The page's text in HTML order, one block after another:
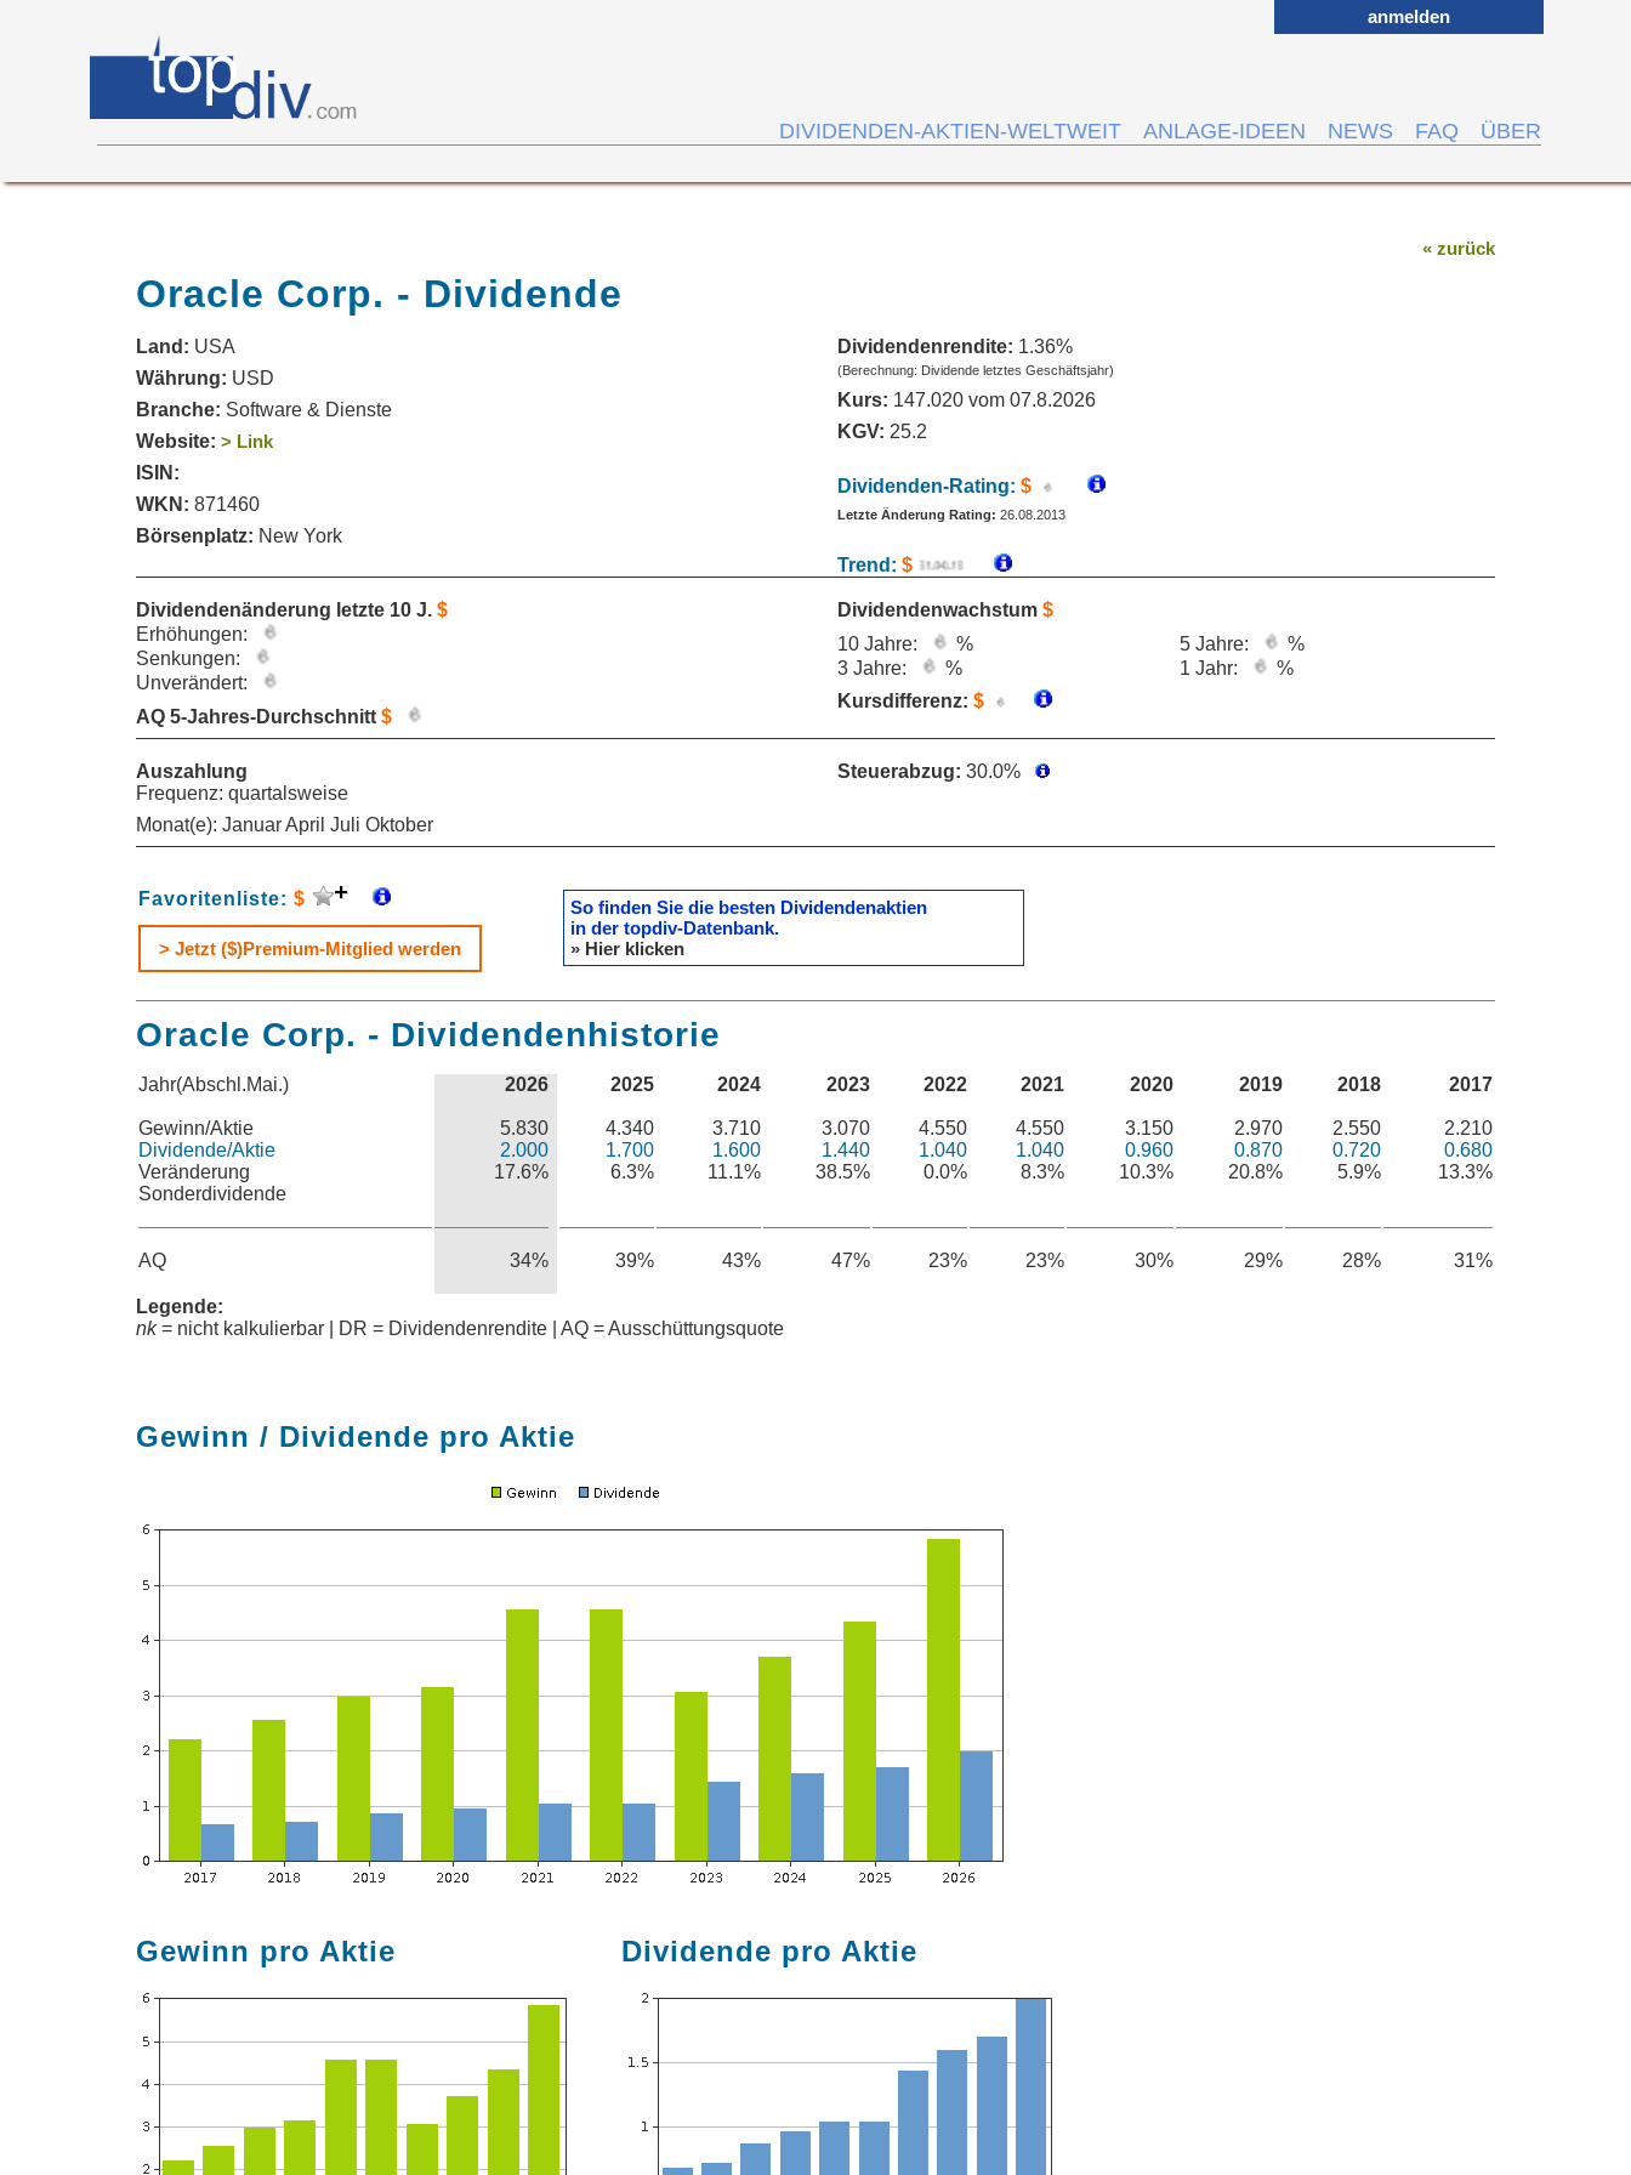
anmelden
ÜBER
FAQ
NEWS
ANLAGE-IDEEN
DIVIDENDEN-AKTIEN-WELTWEIT
« zurück
Oracle Corp. - Dividende
Land: USA
Währung: USD
Branche: Software & Dienste
Website: > Link
ISIN:
WKN: 871460
Börsenplatz: New York
Dividendenrendite: 1.36%
(Berechnung: Dividende letztes Geschäftsjahr)
Kurs: 147.020 vom 07.8.2026
KGV: 25.2
Dividenden-Rating: $
Letzte Änderung Rating: 26.08.2013
Trend: $
Dividendenänderung letzte 10 J. $
Erhöhungen:
Senkungen:
Unverändert:
AQ 5-Jahres-Durchschnitt $
Dividendenwachstum $
10 Jahre:
% 5 Jahre:
%
3 Jahre:
% 1 Jahr:
%
Kursdifferenz: $
Auszahlung
Frequenz: quartalsweise
Monat(e): Januar April Juli Oktober
Steuerabzug: 30.0%
Favoritenliste: $
> Jetzt ($)Premium-Mitglied werden
So finden Sie die besten Dividendenaktien
in der topdiv-Datenbank.
» Hier klicken
Oracle Corp. - Dividendenhistorie
Jahr(Abschl.Mai.)
Gewinn/Aktie
Dividende/Aktie
Veränderung
Sonderdividende
AQ
2026
5.830
2.000
17.6%
34%
2025
4.340
1.700
6.3%
39%
2024
3.710
1.600
11.1%
43%
2023
3.070
1.440
38.5%
47%
2022
4.550
1.040
0.0%
23%
2021
4.550
1.040
8.3%
23%
2020
3.150
0.960
10.3%
30%
2019
2.970
0.870
20.8%
29%
2018
2.550
0.720
5.9%
28%
2017
2.210
0.680
13.3%
31%
Legende:
nk= nicht kalkulierbar | DR = Dividendenrendite | AQ = Ausschüttungsquote
Gewinn / Dividende pro Aktie
Gewinn pro Aktie Dividende pro Aktie